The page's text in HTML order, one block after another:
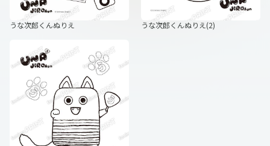
うな次郎くんぬりえ うな次郎くんぬりえ(2)